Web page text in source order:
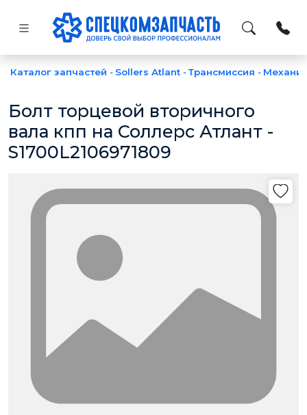
Каталог запчастей - Sollers Atlant -Трансмиссия -
Болт торцевой вторичного
вала кпп на Соллерс Атлант -
S1700L2106971809